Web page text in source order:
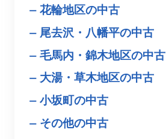
花輪地区の中古
尾去沢・八幡平の中古
毛馬内・錦木地区の中古
大湯・草木地区の中古
小坂町の中古
その他の中古